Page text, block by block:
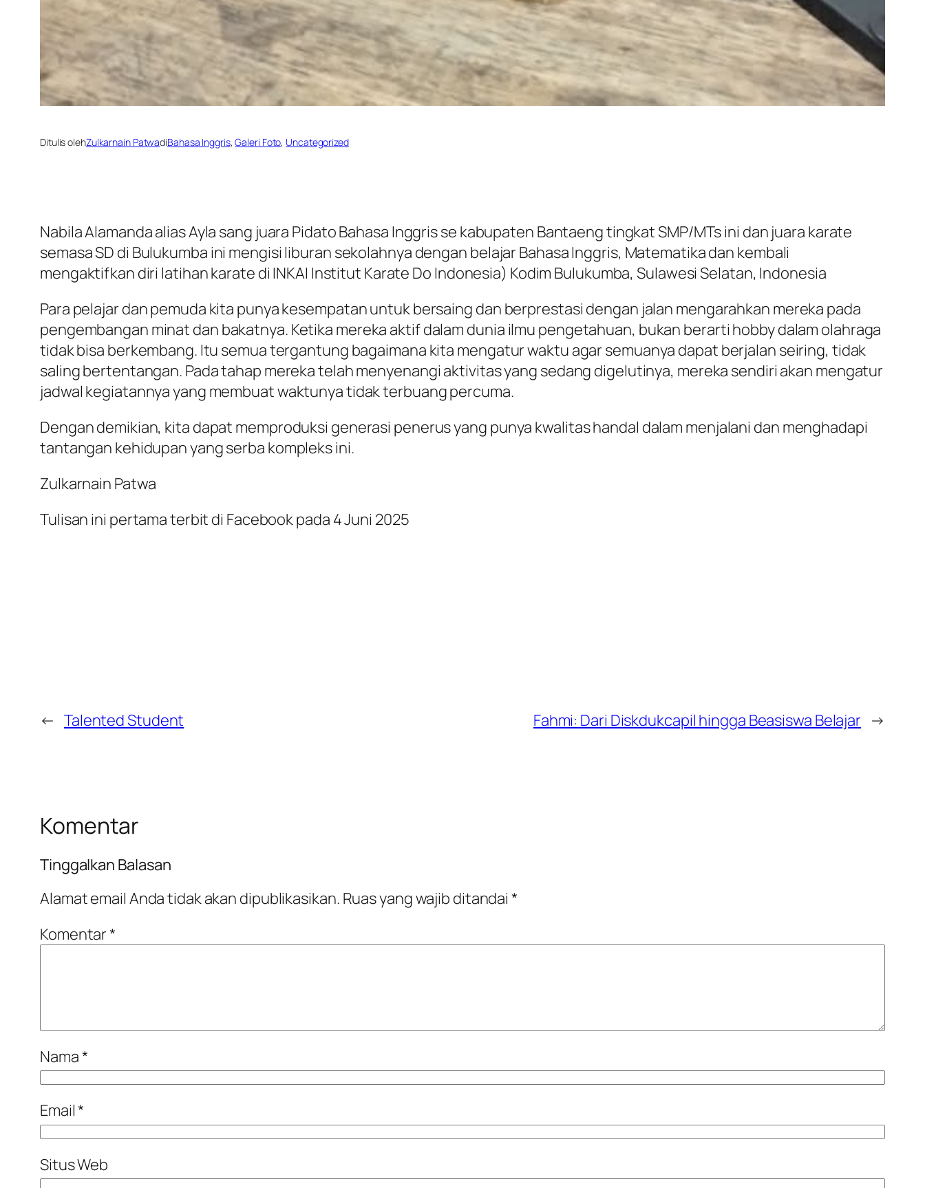
Ditulis olehZulkarnain PatwadiBahasa Inggris, Galeri Foto, Uncategorized
Nabila Alamanda alias Ayla sang juara Pidato Bahasa Inggris se kabupaten Bantaeng tingkat SMP/MTs ini dan juara karate
semasa SD di Bulukumba ini mengisi liburan sekolahnya dengan belajar Bahasa Inggris, Matematika dan kembali
mengaktifkan diri latihan karate di INKAI Institut Karate Do Indonesia) Kodim Bulukumba, Sulawesi Selatan, Indonesia
Para pelajar dan pemuda kita punya kesempatan untuk bersaing dan berprestasi dengan jalan mengarahkan mereka pada
pengembangan minat dan bakatnya. Ketika mereka aktif dalam dunia ilmu pengetahuan, bukan berarti hobby dalam olahraga
tidak bisa berkembang. Itu semua tergantung bagaimana kita mengatur waktu agar semuanya dapat berjalan seiring, tidak
saling bertentangan. Pada tahap mereka telah menyenangi aktivitas yang sedang digelutinya, mereka sendiri akan mengatur
jadwal kegiatannya yang membuat waktunya tidak terbuang percuma.
Dengan demikian, kita dapat memproduksi generasi penerus yang punya kwalitas handal dalam menjalani dan menghadapi
tantangan kehidupan yang serba kompleks ini.
Zulkarnain Patwa
Tulisan ini pertama terbit di Facebook pada 4 Juni 2025
← Talented Student Fahmi: Dari Diskdukcapil hingga Beasiswa Belajar →
Komentar
Tinggalkan Balasan
Alamat email Anda tidak akan dipublikasikan. Ruas yang wajib ditandai*
Komentar*
Nama*
Email*
Situs Web